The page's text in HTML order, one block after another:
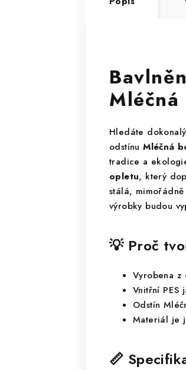
Hledáte
odstínuMléčná
tradice a
opletu, který
stálá,
výrobky budou
💡 Proč
Vyrobena z
Vnitřní PES
Odstín
Materiál je
📏